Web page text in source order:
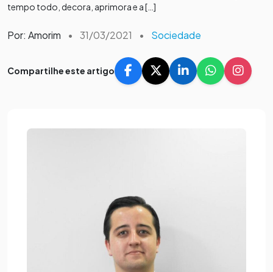
tempo todo, decora, aprimora e a […]
Por: Amorim • 31/03/2021 • Sociedade
Compartilhe este artigo